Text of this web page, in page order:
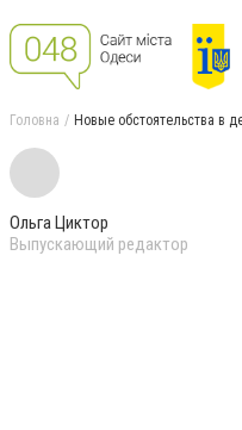
Головна Новые обстоятельства в
Ольга Циктор
Выпускающий редактор